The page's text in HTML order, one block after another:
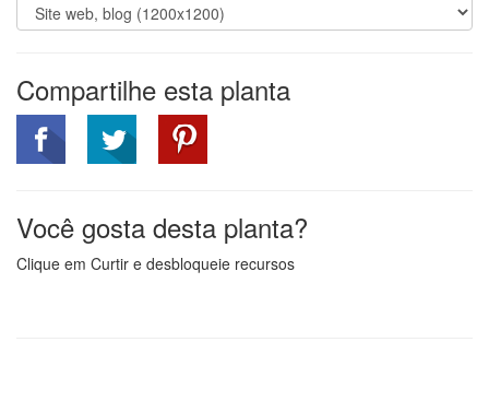
Compartilhe esta planta
Você gosta desta planta?
Clique em Curtir e desbloqueie recursos